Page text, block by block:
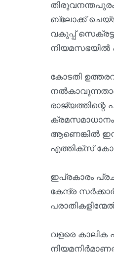
ബ്ലോക്ക്
വകുപ്പ്
നിയമസഭയിൽ
കോടതി
ആണെങ്കില്‍
എത്തിക്‌സ്
ഇപ്രകാരം
കേന്ദ്ര
വളരെ